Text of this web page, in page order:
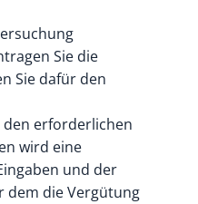
Sie die
Sie dafür den
den erforderlichen
wird eine
und der
dem die Vergütung